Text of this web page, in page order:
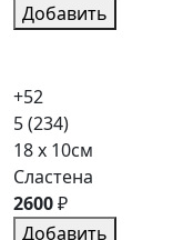
Добавить
+52
5(234)
18 x 10см
Сластена
2600₽
Добавить